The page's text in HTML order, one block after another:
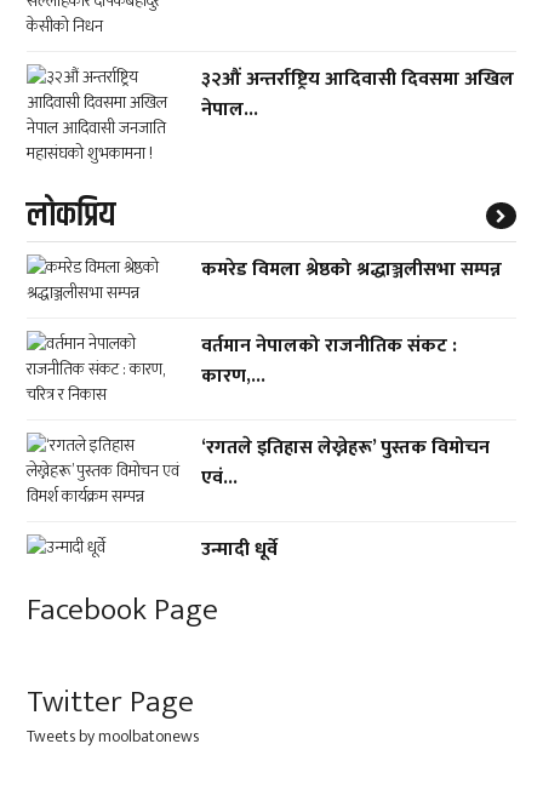
३२औं अन्तर्राष्ट्रिय आदिवासी दिवसमा अखिल
नेपाल...
लाेकप्रिय
कमरेड विमला श्रेष्ठको श्रद्धाञ्जलीसभा सम्पन्न
वर्तमान नेपालको राजनीतिक संकट :
कारण,...
‘रगतले इतिहास लेख्नेहरू’ पुस्तक विमोचन
एवं...
उन्मादी धूर्वे
Facebook Page
Twitter Page
Tweets by moolbatonews